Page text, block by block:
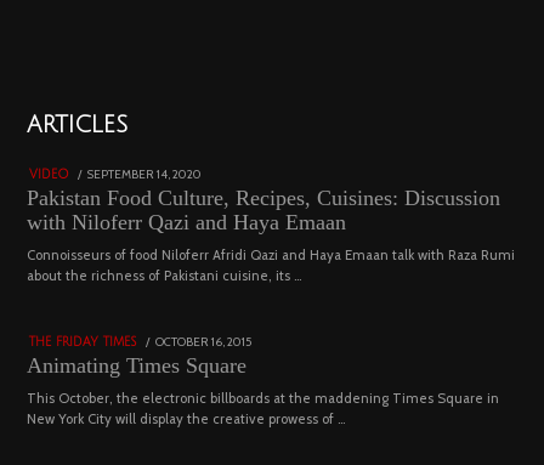
ARTICLES
18800 views
VIDEO
POSTED
SEPTEMBER 14, 2020
19,
2023
Pakistan Food Culture, Recipes, Cuisines: Discussion
with Niloferr Qazi and Haya Emaan
Connoisseurs of food Niloferr Afridi Qazi and Haya Emaan talk with Raza Rumi
about the richness of Pakistani cuisine, its …
02
THE FRIDAY TIMES
POSTED
OCTOBER 16, 2015
Animating Times Square
This October, the electronic billboards at the maddening Times Square in
New York City will display the creative prowess of …
03